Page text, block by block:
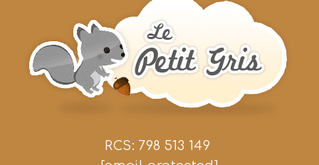
RCS: 798 513 149